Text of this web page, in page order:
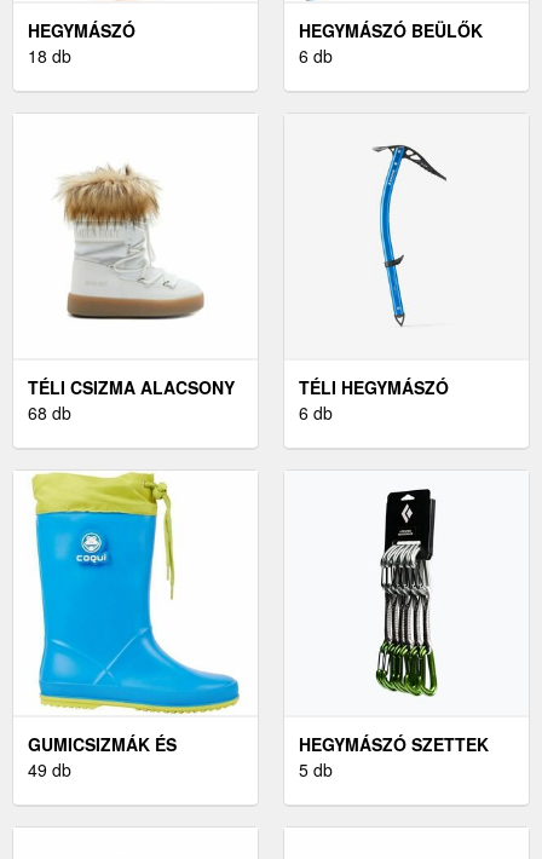
HEGYMÁSZÓ
HÁTIZSÁKOK
18 db
HEGYMÁSZÓ BEÜLŐK
6 db
TÉLI CSIZMA ALACSONY
68 db
TÉLI HEGYMÁSZÓ
FELSZERELÉS
6 db
GUMICSIZMÁK ÉS
CSIZMÁK
49 db
HEGYMÁSZÓ SZETTEK
5 db